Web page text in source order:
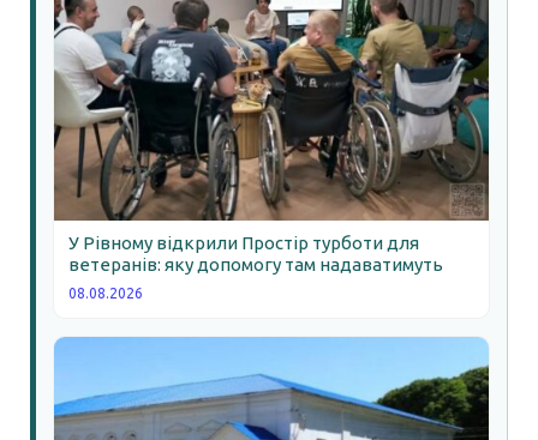
У Рівному відкрили Простір турботи для
ветеранів: яку допомогу там надаватимуть
08.08.2026